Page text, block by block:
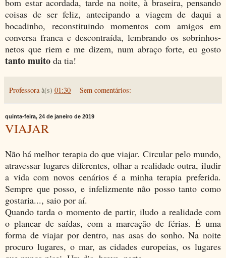
coisas de ser feliz, antecipando a viagem de daqui a
bocadinho, reconstituindo momentos com amigos em
conversa franca e descontraída, lembrando os sobrinhos-
netos que riem e me dizem, num abraço forte, eu gosto
tanto muito da tia!
Professora à(s) 01:30 Sem comentários:
quinta-feira, 24 de janeiro de 2019
VIAJAR
Não há melhor terapia do que viajar. Circular pelo mundo,
atravessar lugares diferentes, olhar a realidade outra, iludir
a vida com novos cenários é a minha terapia preferida.
Sempre que posso, e infelizmente não posso tanto como
gostaria..., saio por aí.
Quando tarda o momento de partir, iludo a realidade com
o planear de saídas, com a marcação de férias. É uma
forma de viajar por dentro, nas asas do sonho. Na noite
procuro lugares, o mar, as cidades europeias, os lugares